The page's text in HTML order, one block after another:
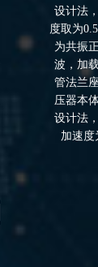
设计法
度取为
为共振
波，加
管法兰
压器本
设计法
加速度